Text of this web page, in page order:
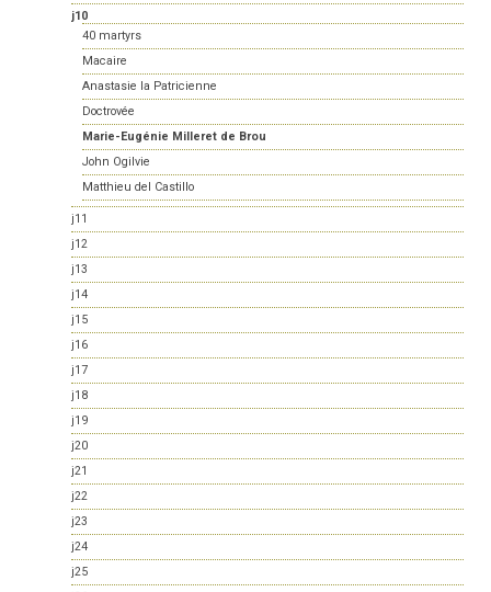
j10
40 martyrs
Macaire
Anastasie la Patricienne
Doctrovée
Marie-Eugénie Milleret de Brou
John Ogilvie
Matthieu del Castillo
j11
j12
j13
j14
j15
j16
j17
j18
j19
j20
j21
j22
j23
j24
j25